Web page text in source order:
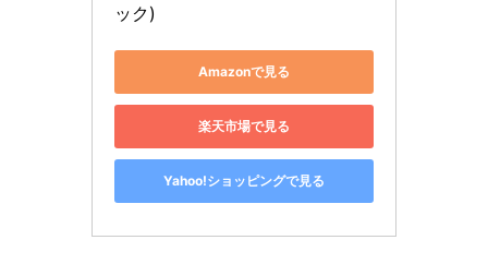
ック)
Amazonで見る
楽天市場で見る
Yahoo!ショッピングで見る